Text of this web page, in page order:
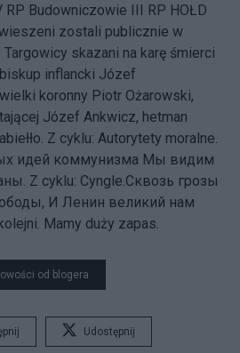
RP Budowniczowie III RP HOŁD
zostali publicznie w
skazani na karę śmierci
inflancki Józef
koronny Piotr Ożarowski,
Józef Ankwicz, hetman
Z cyklu: Autorytety moralne.
идей коммунизма Мы видим
Z cyklu: Cyngle.Сквозь грозы
И Ленин великий нам
Mamy duży zapas.
od blogera
Udostępnij